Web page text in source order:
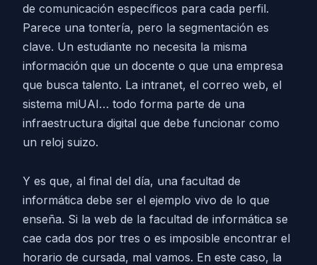
de comunicación específicos para cada perfil.
Parece una tontería, pero la segmentación es
clave. Un estudiante no necesita la misma
información que un docente o que una empresa
que busca talento. La intranet, el correo web, el
sistema miUAI… todo forma parte de una
infraestructura digital que debe funcionar como
un reloj suizo.
Y es que, al final del día, una facultad de
informática debe ser el ejemplo vivo de lo que
enseña. Si la web de la facultad de informática se
cae cada dos por tres o es imposible encontrar el
horario de cursada, mal vamos. En este caso, la